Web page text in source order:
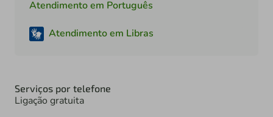
Atendimento em Português
Atendimento em Libras
Serviços por telefone
Ligação gratuita